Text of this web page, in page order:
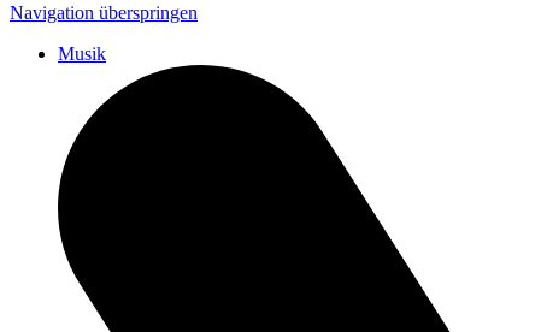
Navigation überspringen
Musik